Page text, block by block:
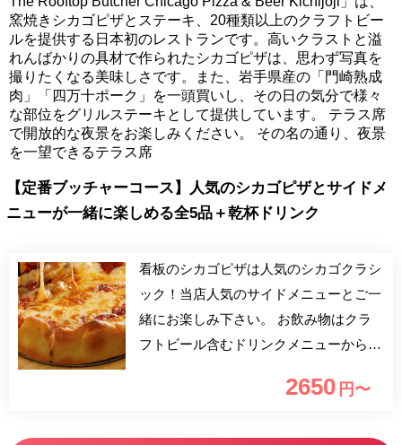
窯焼きシカゴピザとステーキ、20種類以上のクラフトビー
ルを提供する日本初のレストランです。高いクラストと溢
れんばかりの具材で作られたシカゴピザは、思わず写真を
撮りたくなる美味しさです。また、岩手県産の「門崎熟成
肉」「四万十ポーク」を一頭買いし、その日の気分で様々
な部位をグリルステーキとして提供しています。 テラス席
で開放的な夜景をお楽しみください。 その名の通り、夜景
を一望できるテラス席
【定番ブッチャーコース】人気のシカゴピザとサイドメ
ニューが一緒に楽しめる全5品＋乾杯ドリンク
看板のシカゴピザは人気のシカゴクラシ
ック！当店人気のサイドメニューとご一
緒にお楽しみ下さい。 お飲み物はクラ
フトビール含むドリンクメニューからお
ゴピザをお腹いっぱいになる前に楽しん
2650 円〜